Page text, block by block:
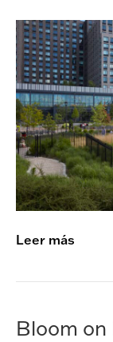
B
1
5
B
r
o
n
x
P
o
i
n
t
Leer más
Bloom